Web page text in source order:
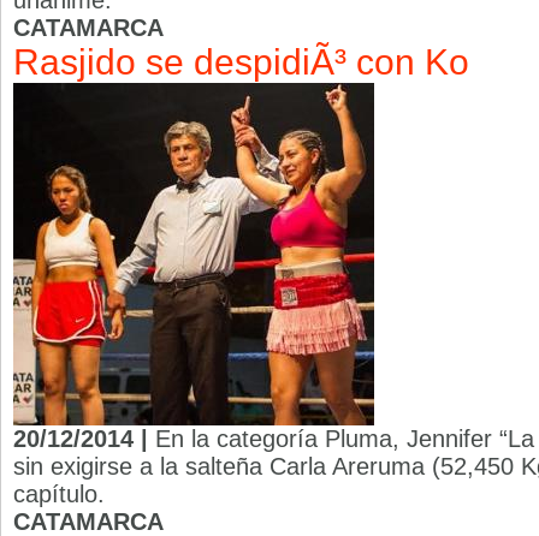
CATAMARCA
Rasjido se despidiÃ³ con Ko
20/12/2014 | En la categoría Pluma, Jennifer
sin exigirse a la salteña Carla Areruma (52,450
capítulo.
CATAMARCA